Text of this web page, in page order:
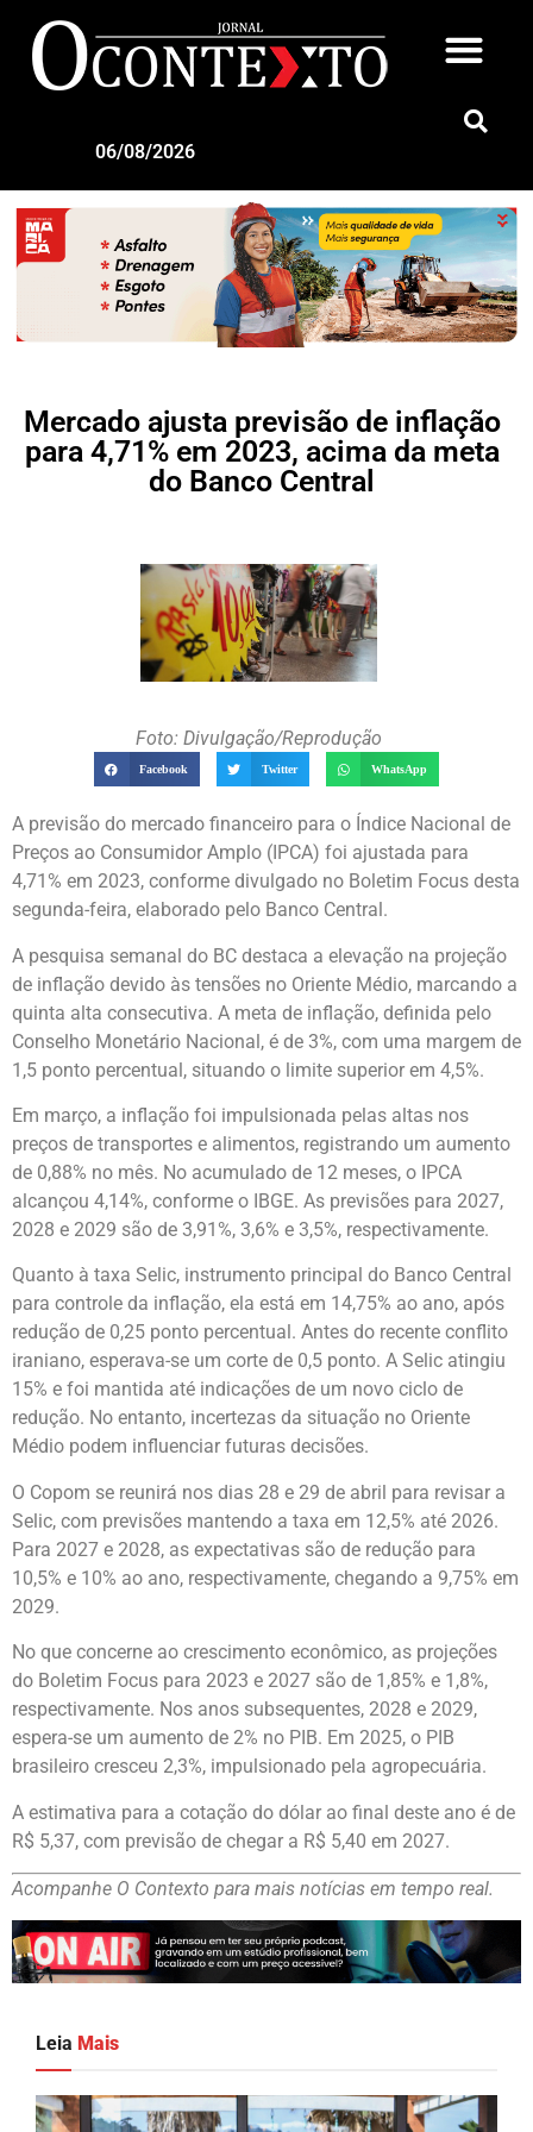
06/08/2026
Mercado ajusta previsão de inflação
para 4,71% em 2023, acima da meta
do Banco Central
Foto: Divulgação/Reprodução
Facebook Twitter WhatsApp
A previsão do mercado financeiro para o Índice Nacional de
Preços ao Consumidor Amplo (IPCA) foi ajustada para
4,71% em 2023, conforme divulgado no Boletim Focus desta
segunda-feira, elaborado pelo Banco Central.
A pesquisa semanal do BC destaca a elevação na projeção
de inflação devido às tensões no Oriente Médio, marcando a
quinta alta consecutiva. A meta de inflação, definida pelo
Conselho Monetário Nacional, é de 3%, com uma margem de
1,5 ponto percentual, situando o limite superior em 4,5%.
Em março, a inflação foi impulsionada pelas altas nos
preços de transportes e alimentos, registrando um aumento
de 0,88% no mês. No acumulado de 12 meses, o IPCA
alcançou 4,14%, conforme o IBGE. As previsões para 2027,
2028 e 2029 são de 3,91%, 3,6% e 3,5%, respectivamente.
Quanto à taxa Selic, instrumento principal do Banco Central
para controle da inflação, ela está em 14,75% ao ano, após
redução de 0,25 ponto percentual. Antes do recente conflito
iraniano, esperava-se um corte de 0,5 ponto. A Selic atingiu
15% e foi mantida até indicações de um novo ciclo de
redução. No entanto, incertezas da situação no Oriente
Médio podem influenciar futuras decisões.
O Copom se reunirá nos dias 28 e 29 de abril para revisar a
Selic, com previsões mantendo a taxa em 12,5% até 2026.
Para 2027 e 2028, as expectativas são de redução para
10,5% e 10% ao ano, respectivamente, chegando a 9,75% em
2029.
No que concerne ao crescimento econômico, as projeções
do Boletim Focus para 2023 e 2027 são de 1,85% e 1,8%,
respectivamente. Nos anos subsequentes, 2028 e 2029,
espera-se um aumento de 2% no PIB. Em 2025, o PIB
brasileiro cresceu 2,3%, impulsionado pela agropecuária.
A estimativa para a cotação do dólar ao final deste ano é de
R$ 5,37, com previsão de chegar a R$ 5,40 em 2027.
Acompanhe O Contexto para mais notícias em tempo real.
Leia Mais